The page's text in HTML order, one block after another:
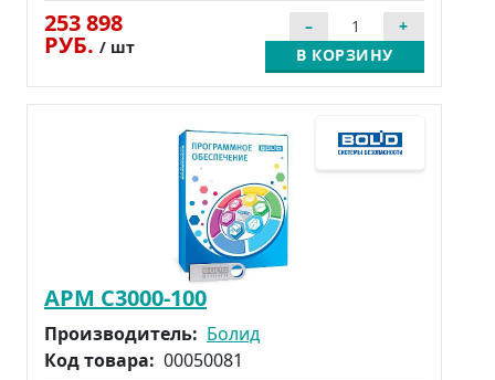
253 898
РУБ. / шт В КОРЗИНУ
АРМ С3000-100
Производитель: Болид
Код товара: 00050081